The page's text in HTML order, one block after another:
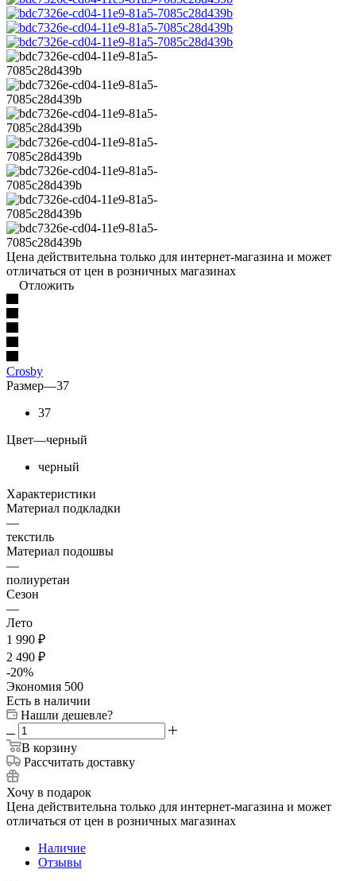
Цена действительна только для интернет-магазина и может
отличаться от цен в розничных магазинах
Отложить
Crosby
Размер—37
37
Цвет—черный
черный
Характеристики
Материал подкладки
—
текстиль
Материал подошвы
—
полиуретан
Сезон
—
Лето
1 990 ₽
2 490 ₽
-20%
Экономия 500
Есть в наличии
Нашли дешевле?
В корзину
Рассчитать доставку
Хочу в подарок
Цена действительна только для интернет-магазина и может
отличаться от цен в розничных магазинах
Наличие
Отзывы